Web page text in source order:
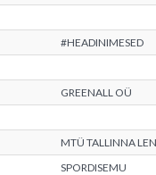
#HEADINIMESED
GREENALL OÜ
MTÜ TALLINNA
SPORDISEMU